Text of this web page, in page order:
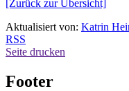
[Zurück zur Übersicht]
Aktualisiert von: Katrin
RSS
Seite drucken
Footer